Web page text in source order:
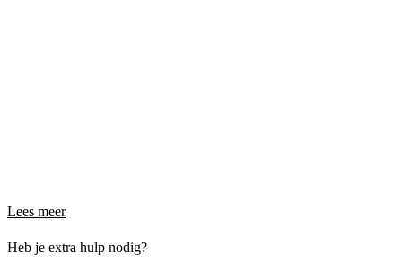
Lees meer
Heb je extra hulp nodig?